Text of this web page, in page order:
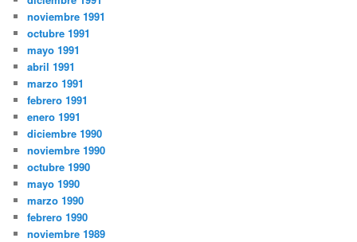
noviembre 1991
octubre 1991
mayo 1991
abril 1991
marzo 1991
febrero 1991
enero 1991
diciembre 1990
noviembre 1990
octubre 1990
mayo 1990
marzo 1990
febrero 1990
noviembre 1989